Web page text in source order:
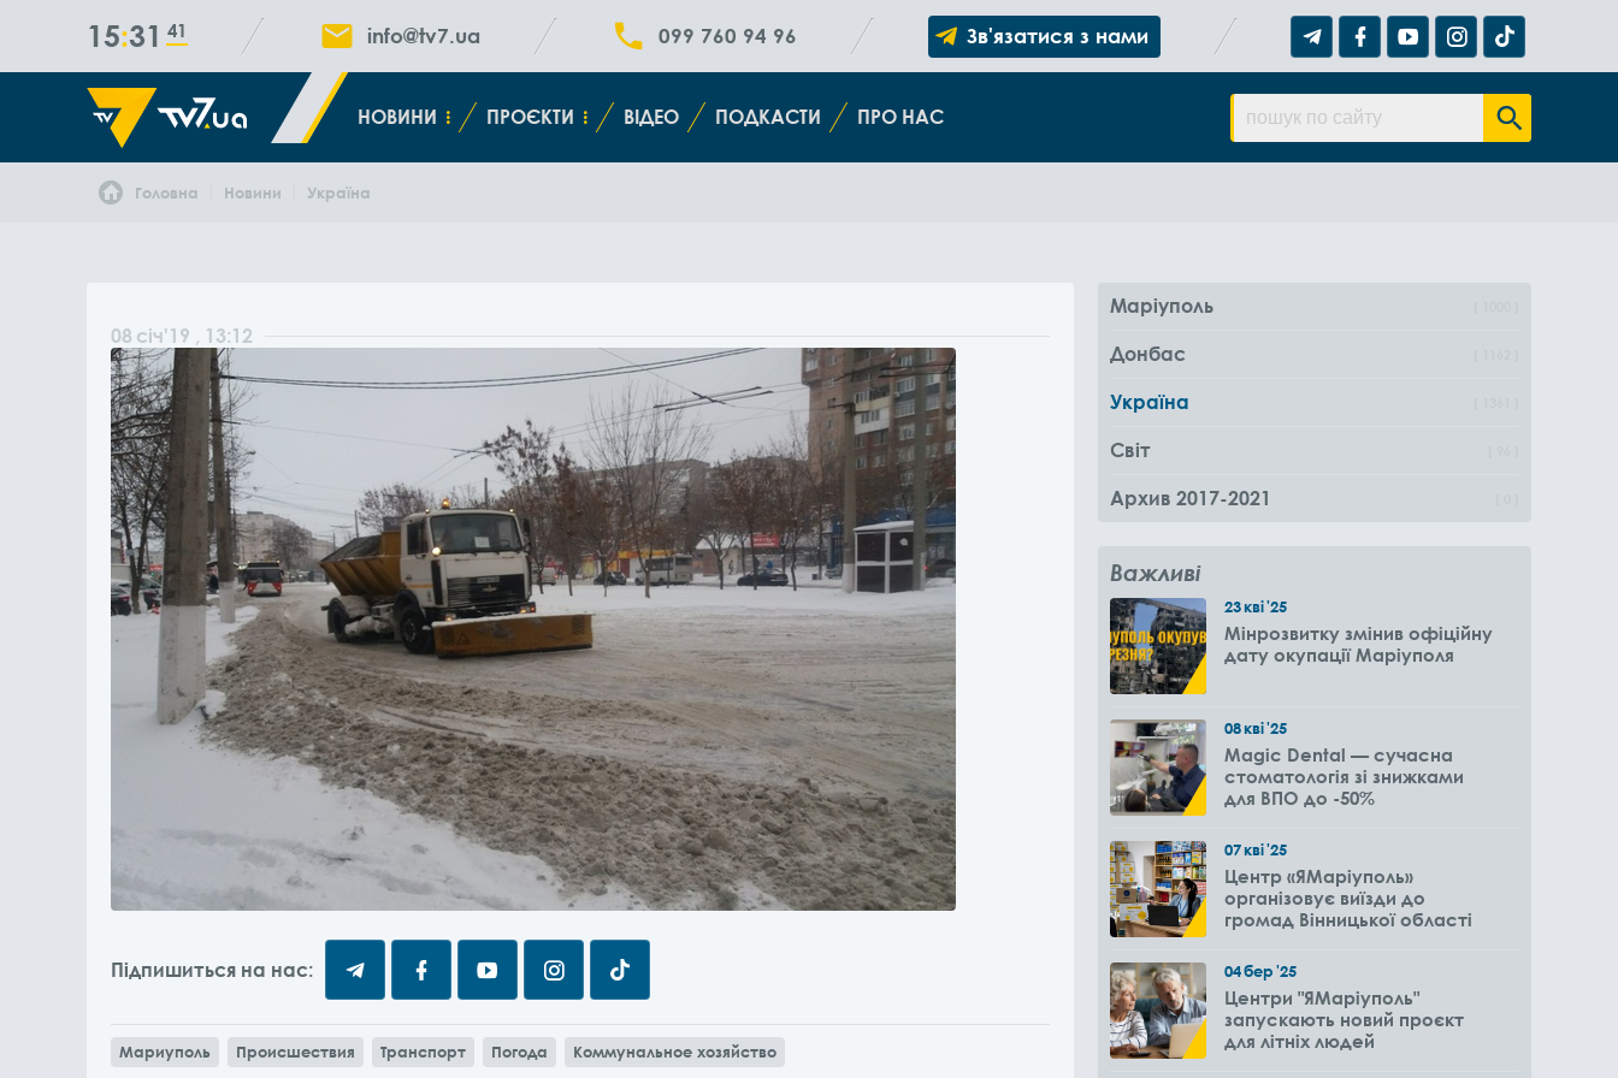
15 31 42 info@tv7.ua 099 760 94 96 Зв'язатися з нами
НОВИНИ ПРОЄКТИ ВІДЕО ПОДКАСТИ ПРО НАС
Головна Новини Україна
08 січ'19 , 13:12
Підпишиться на нас:
Мариуполь Происшествия Транспорт Погода Коммунальное хозяйство
Маріуполь
Донбас
Україна
Світ
Архив 2017-2021
Важливі
23кві'25
Мінрозвитку змінив офіційну
дату окупації Маріуполя
08кві'25
Magic Dental — сучасна
стоматологія зі знижками
для ВПО до -50%
07кві'25
Центр «ЯМаріуполь»
організовує виїзди до
громад Вінницької області
04бер'25
Центри "ЯМаріуполь"
запускають новий проєкт
для літніх людей